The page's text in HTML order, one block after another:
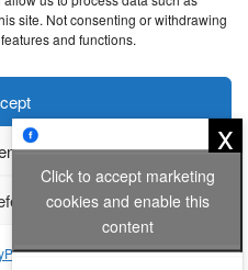
site. Not consenting or withdrawing
and functions.
Privacy Policy
2026| Any unauthorised use or
is strictly prohibited.
Cookie Policy
x
Click to accept marketing
cookies and enable this
content